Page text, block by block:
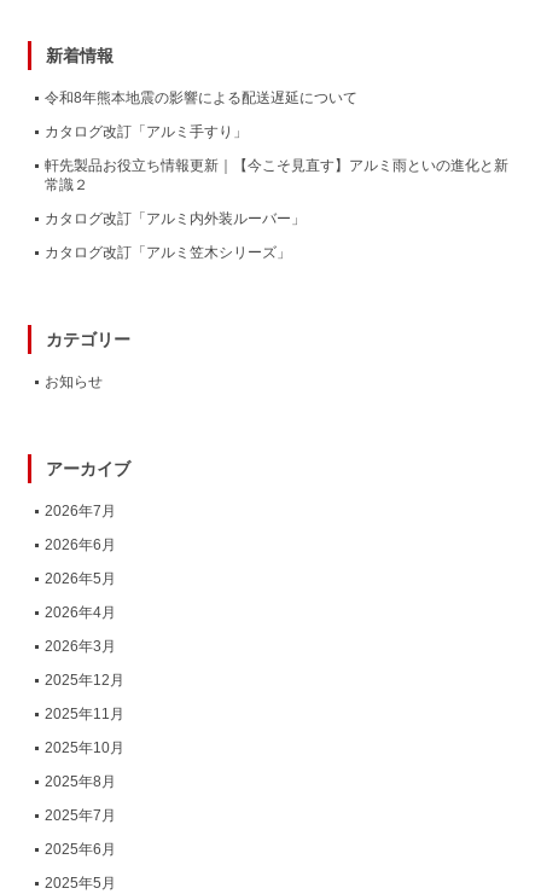
新着情報
令和8年熊本地震の影響による配送遅延について
カタログ改訂「アルミ手すり」
軒先製品お役立ち情報更新｜【今こそ見直す】アルミ雨といの進化と新
常識２
カタログ改訂「アルミ内外装ルーバー」
カタログ改訂「アルミ笠木シリーズ」
カテゴリー
お知らせ
アーカイブ
2026年7月
2026年6月
2026年5月
2026年4月
2026年3月
2025年12月
2025年11月
2025年10月
2025年8月
2025年7月
2025年6月
2025年5月